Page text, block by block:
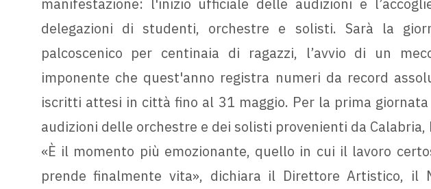
manifestazione: l'inizio ufficiale delle audizioni e
delegazioni di studenti, orchestre e solisti. Sarà la
palcoscenico per centinaia di ragazzi, l’avvio di un
imponente che quest'anno registra numeri da record
iscritti attesi in città fino al 31 maggio. Per la prima
audizioni delle orchestre e dei solisti provenienti da Calabria,
«È il momento più emozionante, quello in cui il lavoro
prende finalmente vita», dichiara il Direttore Artistico, il